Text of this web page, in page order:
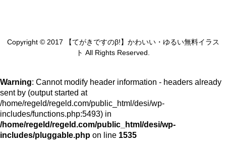
Copyright © 2017 【てがきですのβ!】かわいい・ゆるい無料イラス
ト All Rights Reserved.
Warning: Cannot modify header information - headers already
sent by (output started at
/home/regeld/regeld.com/public_html/desi/wp-
includes/functions.php:5493) in
/home/regeld/regeld.com/public_html/desi/wp-
includes/pluggable.php on line 1535